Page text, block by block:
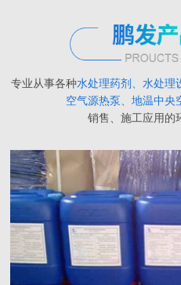
专业从事各种水处理药剂、水处理
空气源热泵、地温中央
销售、施工应用的